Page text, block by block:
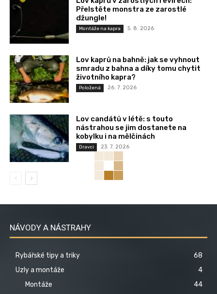
Přelstěte monstra ze zarostlé
džungle!
Montáže na kapra 5. 8. 2026
Lov kaprů na bahně: jak se vyhnout
smradu z bahna a díky tomu chytit
životního kapra?
Položená 26. 7. 2026
Lov candátů v létě: s touto
nástrahou se jim dostanete na
kobylku i na mělčinách
Dravci 23. 7. 2026
NÁVODY A NÁSTRAHY
Rybářské tipy a triky
68
Uzly a montáže
4
Montáže
44